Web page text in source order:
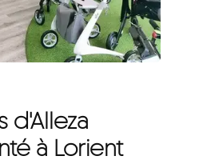
d'Alleza
à Lorient